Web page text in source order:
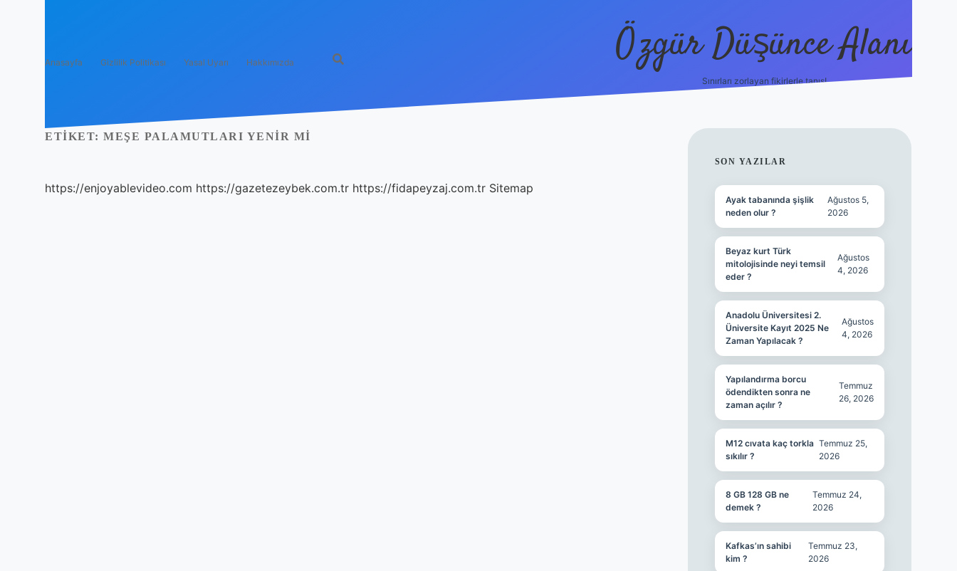
Anasayfa Gizlilik Politikası Yasal Uyarı Hakkımızda Özgür Düşünce Alanı
Sınırları zorlayan fikirlerle tanış!
ETIKET: MEŞE PALAMUTLARI YENIR MI
https://enjoyablevideo.com https://gazetezeybek.com.tr https://fidapeyzaj.com.tr Sitemap
SIDEBAR
SON YAZILAR
Ayak tabanında şişlik
neden olur ?
Ağustos 5,
2026
Beyaz kurt Türk
mitolojisinde neyi temsil
eder ?
Ağustos
4, 2026
Anadolu Üniversitesi 2.
Üniversite Kayıt 2025 Ne
Zaman Yapılacak ?
Ağustos
4, 2026
Yapılandırma borcu
ödendikten sonra ne
zaman açılır ?
Temmuz
26, 2026
M12 cıvata kaç torkla
sıkılır ?
Temmuz 25,
2026
8 GB 128 GB ne
demek ?
Temmuz 24,
2026
Kafkas’ın sahibi
kim ?
Temmuz 23,
2026
betexper